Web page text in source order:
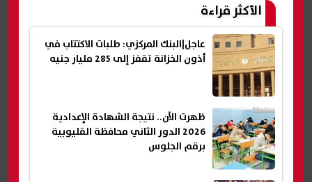
الأكثر قراءة
عاجل|البنك المركزي: طلبات الاكتتاب في
أذون الخزانة تقفز إلى 285 مليار جنيه
ظهرت الآن.. نتيجة الشهادة الإعدادية
2026 الدور الثاني محافظة القليوبية
برقم الجلوس